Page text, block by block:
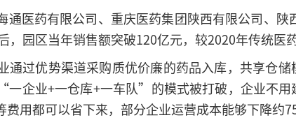
通医药有限公司、重庆医药集团陕西有限公司、
园区当年销售额突破120亿元，较2020年传统医
通过优势渠道采购质优价廉的药品入库，共享仓
企业+一仓库+一车队”的模式被打破，企业不
用都可以省下来，部分企业运营成本能够下降约